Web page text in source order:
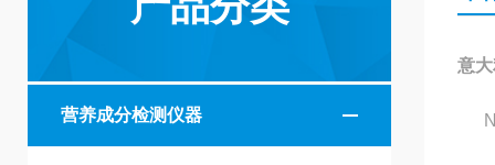
营养成分检测仪器
意